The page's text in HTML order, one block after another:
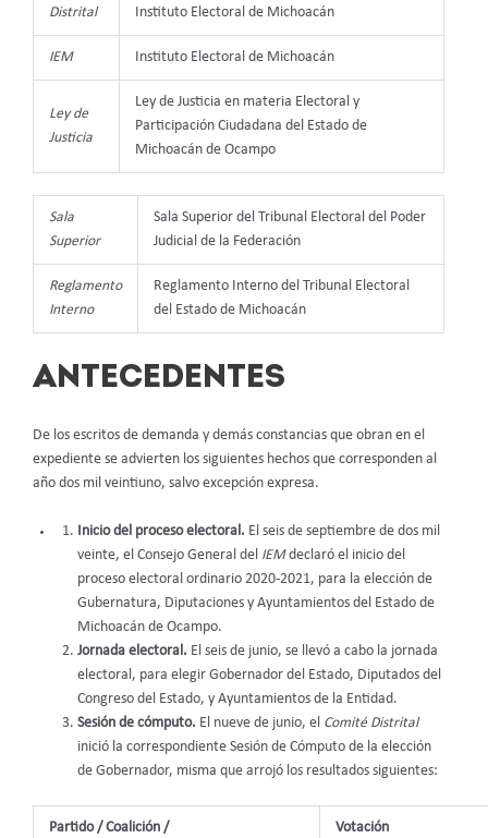
Distrital
Instituto Electoral de Michoacán
IEM Instituto Electoral de Michoacán
Ley de
Justicia
Ley de Justicia en materia Electoral y
Participación Ciudadana del Estado de
Michoacán de Ocampo
Sala
Superior
Sala Superior del Tribunal Electoral del Poder
Judicial de la Federación
Reglamento
Interno
Reglamento Interno del Tribunal Electoral
del Estado de Michoacán
ANTECEDENTES
De los escritos de demanda y demás constancias que obran en el
expediente se advierten los siguientes hechos que corresponden al
año dos mil veintiuno, salvo excepción expresa.
Inicio del proceso electoral. El seis de septiembre de dos mil
veinte, el Consejo General del IEMdeclaró el inicio del
proceso electoral ordinario 2020-2021, para la elección de
Gubernatura, Diputaciones y Ayuntamientos del Estado de
Michoacán de Ocampo.
Jornada electoral. El seis de junio, se llevó a cabo la jornada
electoral, para elegir Gobernador del Estado, Diputados del
Congreso del Estado, y Ayuntamientos de la Entidad.
Sesión de cómputo. El nueve de junio, el Comité Distrital
inició la correspondiente Sesión de Cómputo de la elección
de Gobernador, misma que arrojó los resultados siguientes:
Partido / Coalición / Votación